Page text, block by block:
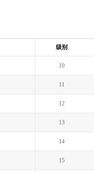
级别
10
11
12
13
14
15